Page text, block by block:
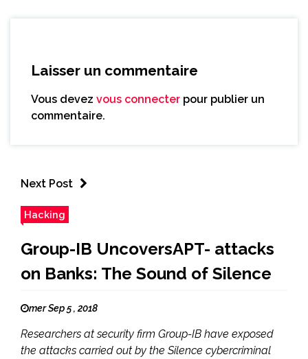
Laisser un commentaire
Vous devez vous connecter pour publier un
commentaire.
Next Post
Hacking
Group-IB UncoversAPT- attacks
on Banks: The Sound of Silence
mer Sep 5 , 2018
Researchers at security firm Group-IB have exposed
the attacks carried out by the Silence cybercriminal